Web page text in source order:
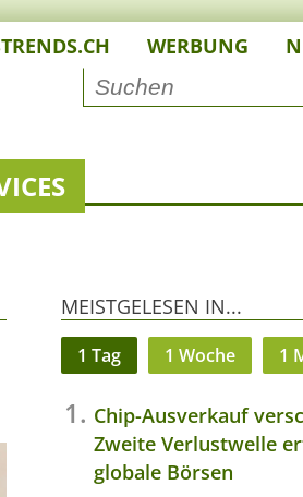
WERBUNG
MEISTGELESEN IN...
1 Tag 1 Woche 1
Chip-Ausverkauf
Zweite Verlustwelle
globale Börsen